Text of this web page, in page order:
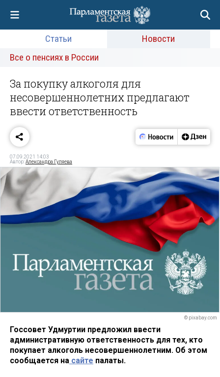
Статьи
Новости
Все о пенсиях в России
За покупку алкоголя для
несовершеннолетних предлагают
ввести ответственность
07.09.2021 14:03
Автор:Александра Гуляева
© pixabay.com
Госсовет Удмуртии предложил ввести
административную ответственность для тех, кто
покупает алкоголь несовершеннолетним. Об этом
сообщается на сайте палаты.